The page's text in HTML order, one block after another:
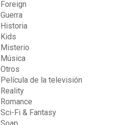
Foreign
Guerra
Historia
Kids
Misterio
Música
Otros
Película de la televisión
Reality
Romance
Sci-Fi & Fantasy
Soap